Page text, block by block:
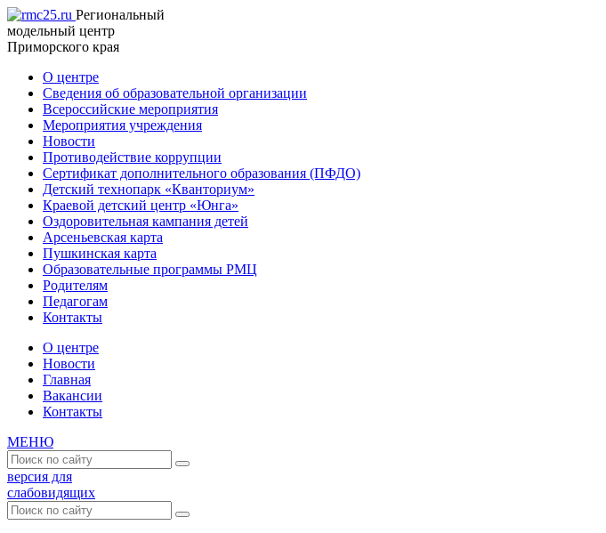
Региональный
модельный центр
Приморского края
О центре
Сведения об образовательной организации
Всероссийские мероприятия
Мероприятия учреждения
Новости
Противодействие коррупции
Сертификат дополнительного образования (ПФДО)
Детский технопарк «Кванториум»
Краевой детский центр «Юнга»
Оздоровительная кампания детей
Арсеньевская карта
Пушкинская карта
Образовательные программы РМЦ
Родителям
Педагогам
Контакты
О центре
Новости
Главная
Вакансии
Контакты
МЕНЮ
версия для
слабовидящих